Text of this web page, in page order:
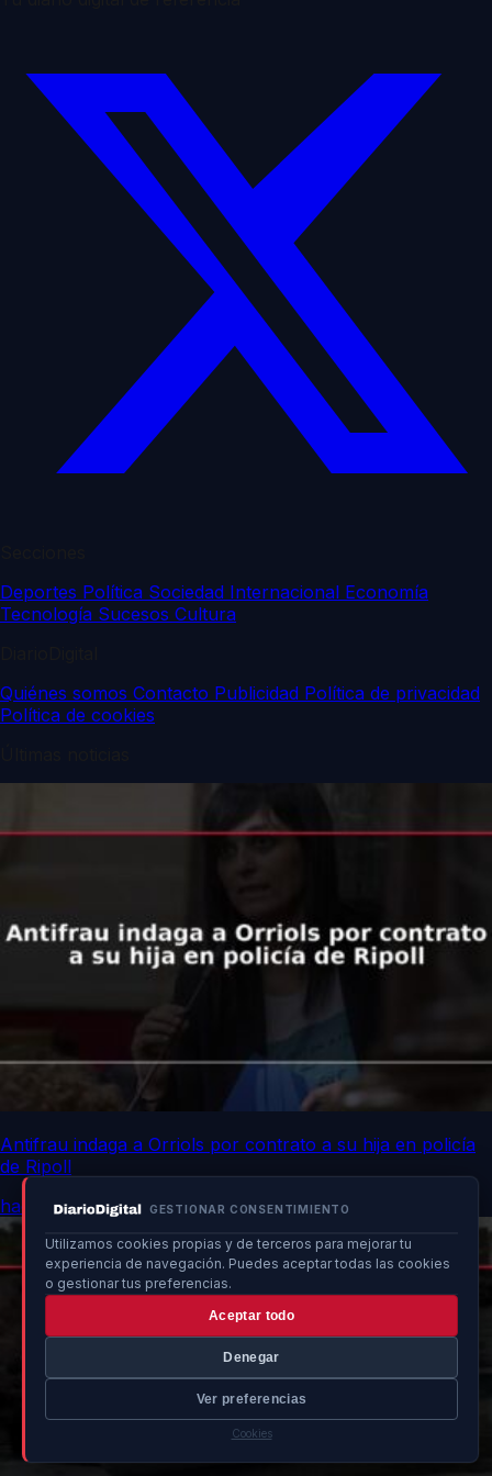
GESTIONAR CONSENTIMIENTO
Utilizamos cookies propias y de terceros para mejorar tu
experiencia de navegación. Puedes aceptar todas las cookies
o gestionar tus preferencias.
Aceptar todo
Denegar
Ver preferencias
Cookies
Deportes Política Sociedad Internacional Economía
Tecnología Sucesos Cultura
Quiénes somos Contacto Publicidad Política de privacidad
Política de cookies
Antifrau indaga a Orriols por contrato a su hija en policía
de Ripoll
hace 6h